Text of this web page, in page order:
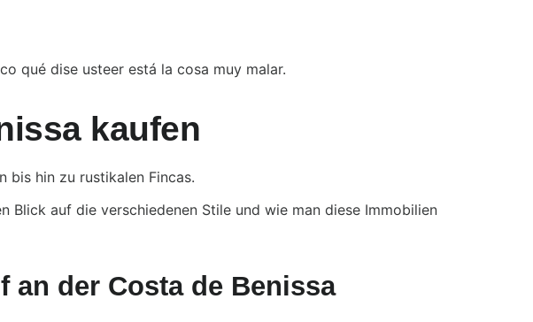
qué dise usteer está la cosa muy malar.
kaufen
bis hin zu rustikalen Fincas.
Blick auf die verschiedenen Stile und wie man diese Immobilien
der Costa de Benissa